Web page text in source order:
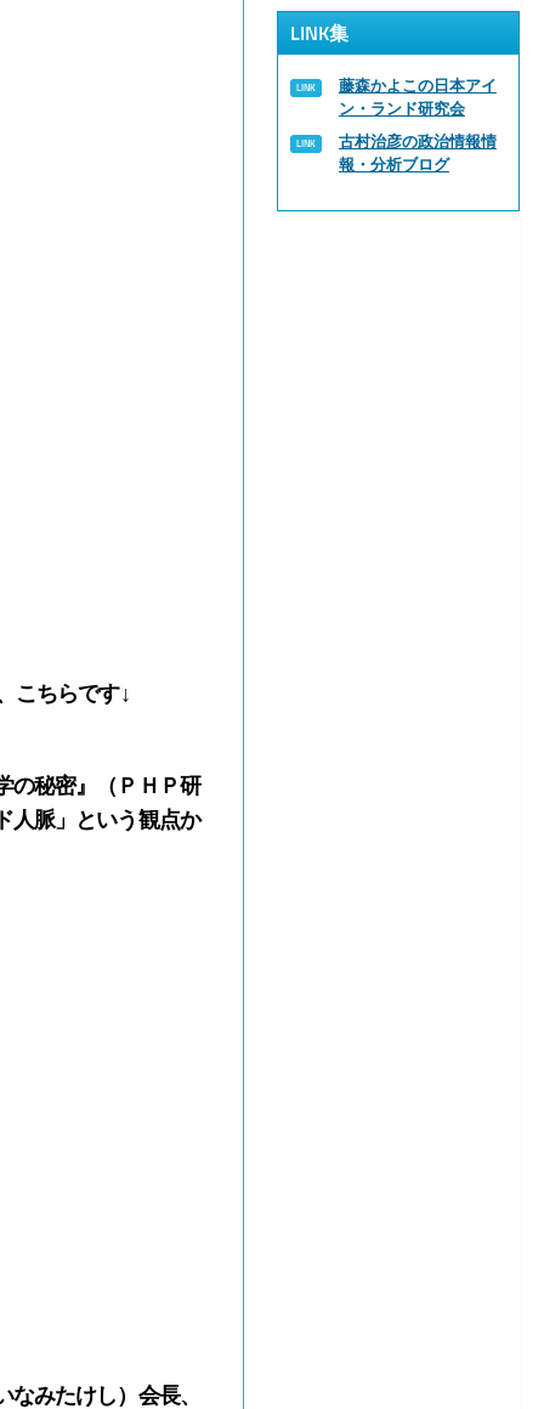
こちらです↓
秘密』
（ＰＨＰ研
人脈」という観点か
みたけし）会長、
LINK集
藤森かよこの日本アイ
ン・ランド研究会
古村治彦の政治情報情
報・分析ブログ